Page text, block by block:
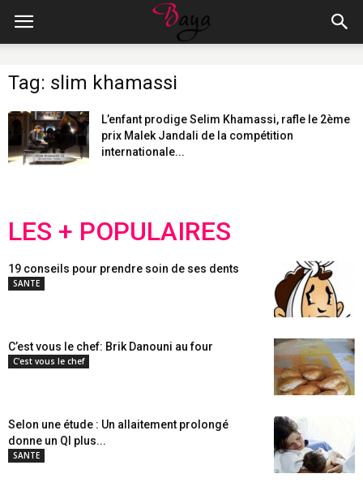
Tag: slim khamassi
L’enfant prodige Selim Khamassi, rafle le 2ème
prix Malek Jandali de la compétition
internationale...
LES + POPULAIRES
19 conseils pour prendre soin de ses dents
SANTE
C’est vous le chef: Brik Danouni au four
C'est vous le chef
Selon une étude : Un allaitement prolongé
donne un QI plus...
SANTE